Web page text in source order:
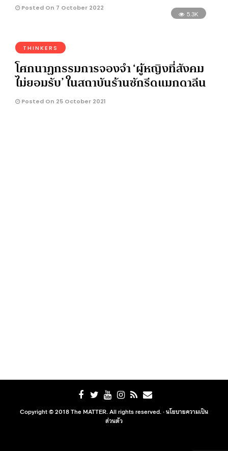
Posted On 7 October 2022
5.3K
THINKERS
โศกนาฏกรรมการจองจำ ‘ผู้หญิงที่สังคม
ไม่ยอมรับ’ ในสถาบันร้านซักรีดแมกดาลีน
Posted On 25 October 2021
Copyright © 2018 The MATTER. All rights reserved. ·นโยบายความเป็น
ส่วนตัว